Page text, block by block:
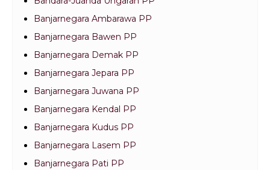
Banjarnegara Ambarawa PP
Banjarnegara Bawen PP
Banjarnegara Demak PP
Banjarnegara Jepara PP
Banjarnegara Juwana PP
Banjarnegara Kendal PP
Banjarnegara Kudus PP
Banjarnegara Lasem PP
Banjarnegara Pati PP